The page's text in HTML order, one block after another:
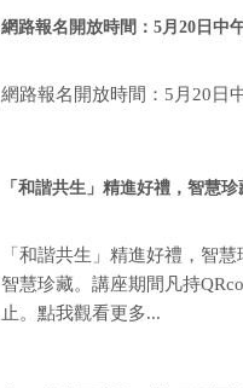
網路報名開放時間：5月20日中
網路報名開放時間：5月20日
「和諧共生」精進好禮，智慧珍
「和諧共生」精進好禮，智
智慧珍藏。講座期間凡持
止。點我觀看更多...